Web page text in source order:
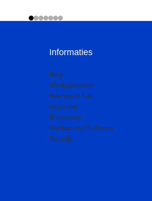
Informaties
Blog
Werkgebieden
Hoe werkt het
Inspiratie
Brochures
Werken bij ProDoors
Zakelijk